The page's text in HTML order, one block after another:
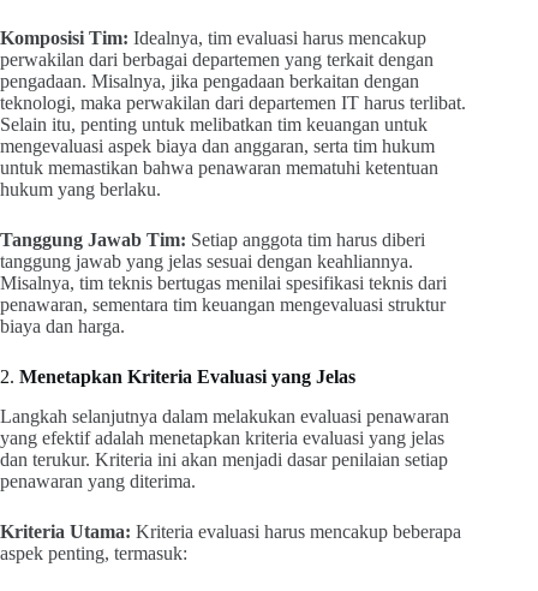
Komposisi Tim: Idealnya, tim evaluasi harus mencakup
perwakilan dari berbagai departemen yang terkait dengan
pengadaan. Misalnya, jika pengadaan berkaitan dengan
teknologi, maka perwakilan dari departemen IT harus terlibat.
Selain itu, penting untuk melibatkan tim keuangan untuk
mengevaluasi aspek biaya dan anggaran, serta tim hukum
untuk memastikan bahwa penawaran mematuhi ketentuan
hukum yang berlaku.
Tanggung Jawab Tim: Setiap anggota tim harus diberi
tanggung jawab yang jelas sesuai dengan keahliannya.
Misalnya, tim teknis bertugas menilai spesifikasi teknis dari
penawaran, sementara tim keuangan mengevaluasi struktur
biaya dan harga.
2. Menetapkan Kriteria Evaluasi yang Jelas
Langkah selanjutnya dalam melakukan evaluasi penawaran
yang efektif adalah menetapkan kriteria evaluasi yang jelas
dan terukur. Kriteria ini akan menjadi dasar penilaian setiap
penawaran yang diterima.
Kriteria Utama: Kriteria evaluasi harus mencakup beberapa
aspek penting, termasuk: